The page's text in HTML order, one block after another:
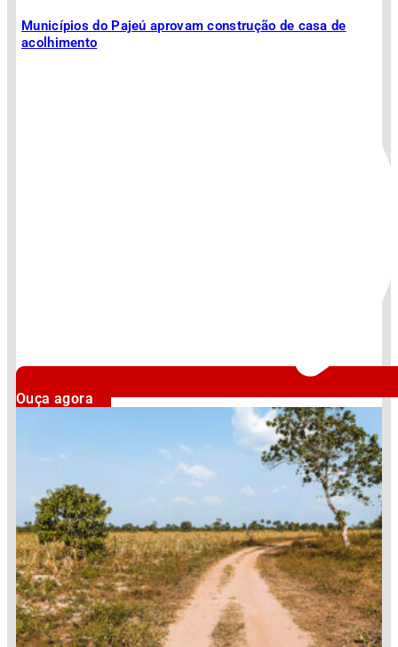
Municípios do Pajeú aprovam construção de casa de
acolhimento
Ouça agora